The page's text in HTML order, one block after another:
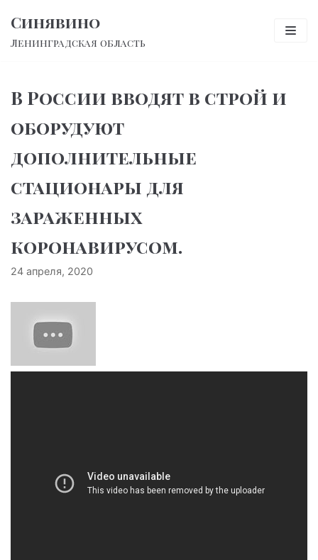
Перейти
к
Синявино
Ленинградская область
В России вводят в строй и
оборудуют
дополнительные
стационары для
зараженных
коронавирусом.
24 апреля, 2020